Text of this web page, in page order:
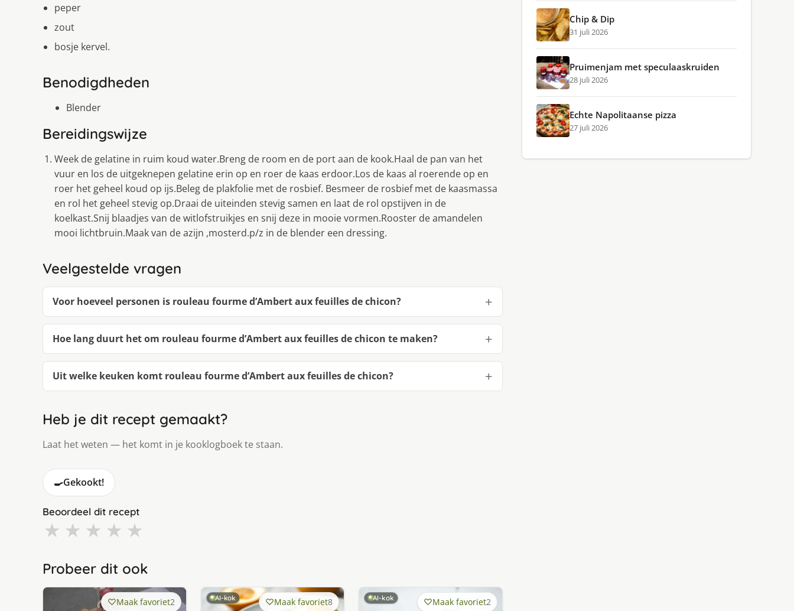
peper
zout
bosje kervel.
Benodigdheden
Blender
Bereidingswijze
Week de gelatine in ruim koud water.Breng de room en de port aan de kook.Haal de pan van het
vuur en los de uitgeknepen gelatine erin op en roer de kaas erdoor.Los de kaas al roerende op en
roer het geheel koud op ijs.Beleg de plakfolie met de rosbief. Besmeer de rosbief met de kaasmassa
en rol het geheel stevig op.Draai de uiteinden stevig samen en laat de rol opstijven in de
koelkast.Snij blaadjes van de witlofstruikjes en snij deze in mooie vormen.Rooster de amandelen
mooi lichtbruin.Maak van de azijn ,mosterd.p/z in de blender een dressing.
Veelgestelde vragen
Voor hoeveel personen is rouleau fourme d’Ambert aux feuilles de chicon?
Hoe lang duurt het om rouleau fourme d’Ambert aux feuilles de chicon te maken?
Uit welke keuken komt rouleau fourme d’Ambert aux feuilles de chicon?
Heb je dit recept gemaakt?
Laat het weten — het komt in je kooklogboek te staan.
🍳Gekookt!
Beoordeel dit recept
★ ★ ★ ★ ★
Probeer dit ook
Maak favoriet2 AI-kok Maak favoriet8 AI-kok Maak favoriet2
Chip & Dip
31 juli 2026
Pruimenjam met speculaaskruiden
28 juli 2026
Echte Napolitaanse pizza
27 juli 2026